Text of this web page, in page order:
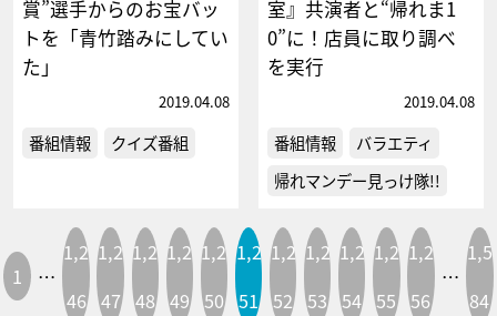
賞”選手からのお宝バッ
トを「青竹踏みにしてい
た」
2019.04.08
番組情報 クイズ番組
室』共演者と“帰れま1
0”に！店員に取り調べ
を実行
2019.04.08
番組情報
バラエティ
帰れマンデー見っけ隊!!
1 …
1,2
46
1,2
47
1,2
48
1,2
49
1,2
50
1,2
51
1,2
52
1,2
53
1,2
54
1,2
55
1,2
56
…
1,5
84